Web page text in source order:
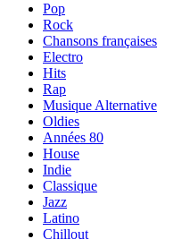
Pop
Rock
Chansons françaises
Electro
Hits
Rap
Musique Alternative
Oldies
Années 80
House
Indie
Classique
Jazz
Latino
Chillout